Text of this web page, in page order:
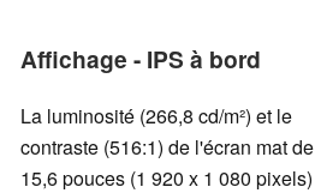
Affichage - IPS à bord
La luminosité (266,8 cd/m²) et le
contraste (516:1) de l'écran mat de
15,6 pouces (1 920 x 1 080 pixels)